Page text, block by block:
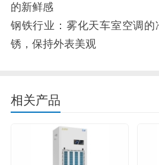
的新鲜感
钢铁行业：雾化天车室空调的
锈，保持外表美观
相关产品